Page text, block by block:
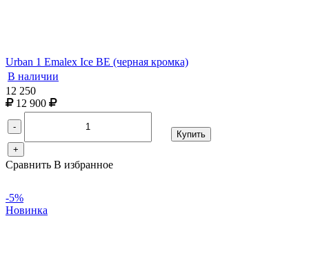
Urban 1 Emalex Ice BE (черная кромка)
В наличии
12 250
12 900
-
+
Купить
Сравнить В избранное
-5%
Новинка